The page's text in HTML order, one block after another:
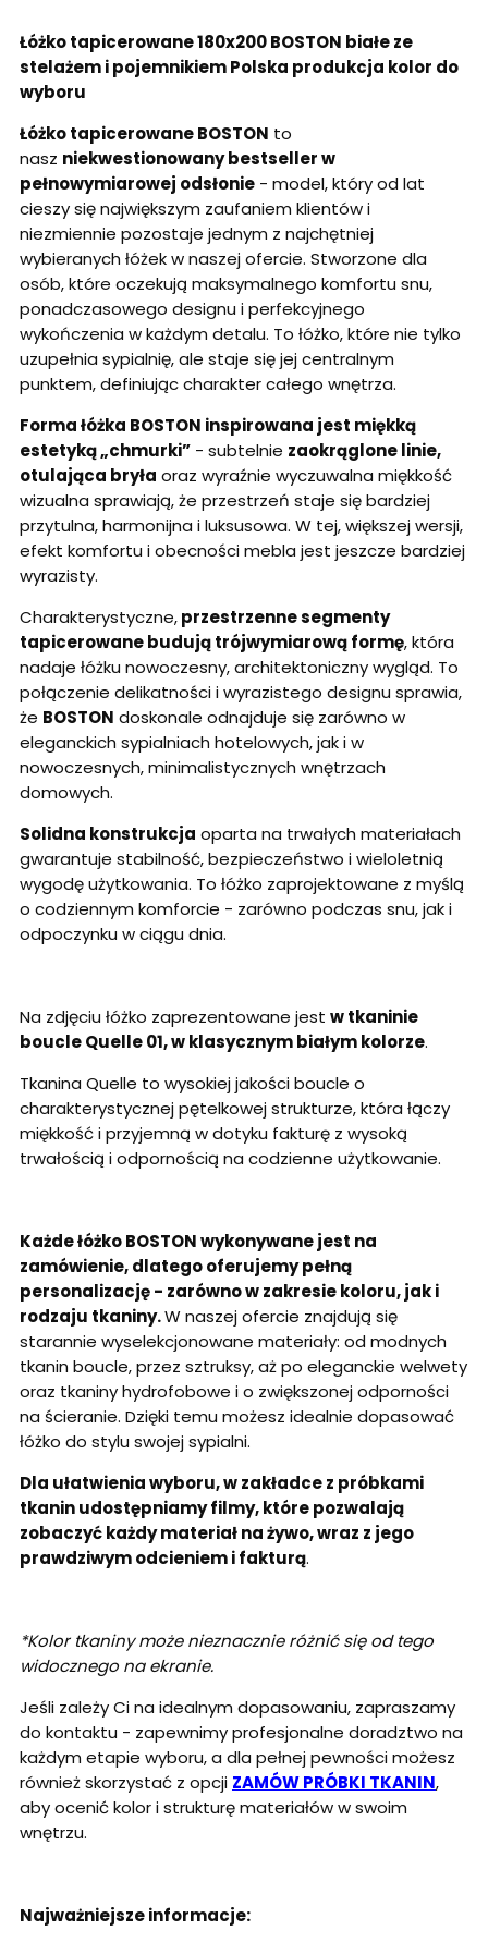
Łóżko tapicerowane 180x200 BOSTON białe ze
stelażem i pojemnikiem Polska produkcja kolor do
wyboru
Łóżko tapicerowane BOSTON to
nasz niekwestionowany bestseller w
pełnowymiarowej odsłonie - model, który od lat
cieszy się największym zaufaniem klientów i
niezmiennie pozostaje jednym z najchętniej
wybieranych łóżek w naszej ofercie. Stworzone dla
osób, które oczekują maksymalnego komfortu snu,
ponadczasowego designu i perfekcyjnego
wykończenia w każdym detalu. To łóżko, które nie tylko
uzupełnia sypialnię, ale staje się jej centralnym
punktem, definiując charakter całego wnętrza.
Forma łóżka BOSTON inspirowana jest miękką
estetyką „chmurki” - subtelnie zaokrąglone linie,
otulająca bryła oraz wyraźnie wyczuwalna miękkość
wizualna sprawiają, że przestrzeń staje się bardziej
przytulna, harmonijna i luksusowa. W tej, większej wersji,
efekt komfortu i obecności mebla jest jeszcze bardziej
wyrazisty.
Charakterystyczne,przestrzenne segmenty
tapicerowane budują trójwymiarową formę, która
nadaje łóżku nowoczesny, architektoniczny wygląd. To
połączenie delikatności i wyrazistego designu sprawia,
że BOSTON doskonale odnajduje się zarówno w
eleganckich sypialniach hotelowych, jak i w
nowoczesnych, minimalistycznych wnętrzach
domowych.
Solidna konstrukcja oparta na trwałych materiałach
gwarantuje stabilność, bezpieczeństwo i wieloletnią
wygodę użytkowania. To łóżko zaprojektowane z myślą
o codziennym komforcie - zarówno podczas snu, jak i
odpoczynku w ciągu dnia.
Na zdjęciu łóżko zaprezentowane jest w tkaninie
boucle Quelle 01, w klasycznym białym kolorze.
Tkanina Quelle to wysokiej jakości boucle o
charakterystycznej pętelkowej strukturze, która łączy
miękkość i przyjemną w dotyku fakturę z wysoką
trwałością i odpornością na codzienne użytkowanie.
Każde łóżko BOSTON wykonywane jest na
zamówienie, dlatego oferujemy pełną
personalizację - zarówno w zakresie koloru, jak i
rodzaju tkaniny.W naszej ofercie znajdują się
starannie wyselekcjonowane materiały: od modnych
tkanin boucle, przez sztruksy, aż po eleganckie welwety
oraz tkaniny hydrofobowe i o zwiększonej odporności
na ścieranie. Dzięki temu możesz idealnie dopasować
łóżko do stylu swojej sypialni.
Dla ułatwienia wyboru, w zakładce z próbkami
tkanin udostępniamy filmy, które pozwalają
zobaczyć każdy materiał na żywo, wraz z jego
prawdziwym odcieniem i fakturą.
*Kolor tkaniny może nieznacznie różnić się od tego
widocznego na ekranie.
Jeśli zależy Ci na idealnym dopasowaniu, zapraszamy
do kontaktu - zapewnimy profesjonalne doradztwo na
każdym etapie wyboru, a dla pełnej pewności możesz
również skorzystać z opcji ZAMÓW PRÓBKI TKANIN,
aby ocenić kolor i strukturę materiałów w swoim
wnętrzu.
Najważniejsze informacje: